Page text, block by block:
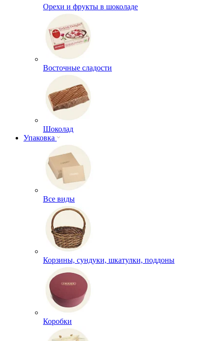
Орехи и фрукты в шоколаде
Восточные сладости
Шоколад
Упаковка
Все виды
Корзины, сундуки, шкатулки, поддоны
Коробки